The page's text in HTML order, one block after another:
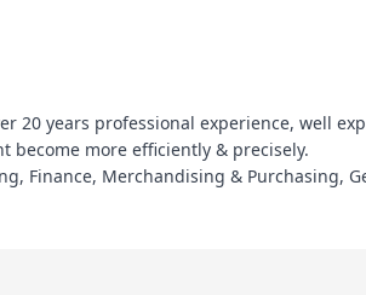
20 years professional experience, well
become more efficiently & precisely.
Finance, Merchandising & Purchasing,
Sales & Marketing, Information
的選擇和先進的招聘網絡，可以幫助您的招